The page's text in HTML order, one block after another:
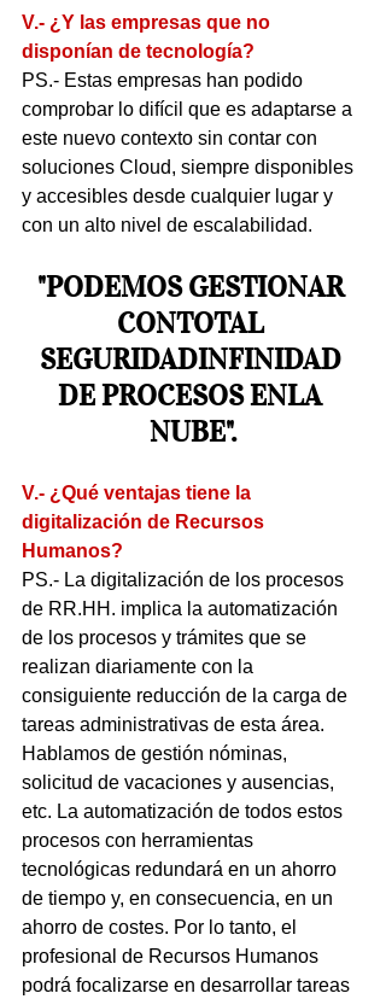
V.- ¿Y las empresas que no
disponían de tecnología?
PS.- Estas empresas han podido
comprobar lo difícil que es adaptarse a
este nuevo contexto sin contar con
soluciones Cloud, siempre disponibles
y accesibles desde cualquier lugar y
con un alto nivel de escalabilidad.
"PODEMOS GESTIONAR
CONTOTAL
SEGURIDADINFINIDAD
DE PROCESOS ENLA
NUBE".
V.- ¿Qué ventajas tiene la
digitalización de Recursos
Humanos?
PS.- La digitalización de los procesos
de RR.HH. implica la automatización
de los procesos y trámites que se
realizan diariamente con la
consiguiente reducción de la carga de
tareas administrativas de esta área.
Hablamos de gestión nóminas,
solicitud de vacaciones y ausencias,
etc. La automatización de todos estos
procesos con herramientas
tecnológicas redundará en un ahorro
de tiempo y, en consecuencia, en un
ahorro de costes. Por lo tanto, el
profesional de Recursos Humanos
podrá focalizarse en desarrollar tareas